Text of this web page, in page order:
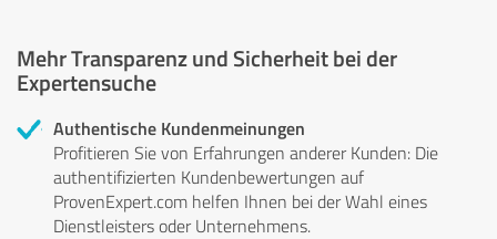
Mehr Transparenz und Sicherheit bei der
Expertensuche
Authentische Kundenmeinungen
Profitieren Sie von Erfahrungen anderer Kunden: Die
authentifizierten Kundenbewertungen auf
ProvenExpert.com helfen Ihnen bei der Wahl eines
Dienstleisters oder Unternehmens.